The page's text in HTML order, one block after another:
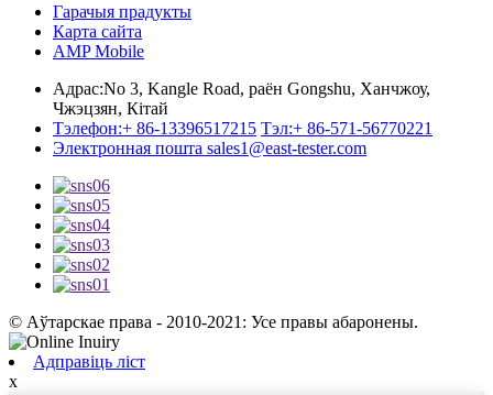
Гарачыя прадукты
Карта сайта
AMP Mobile
Адрас:No 3, Kangle Road, раён Gongshu, Ханчжоу,
Чжэцзян, Кітай
Тэлефон:+ 86-13396517215 Тэл:+ 86-571-56770221
Электронная пошта sales1@east-tester.com
© Аўтарскае права - 2010-2021: Усе правы абаронены.
Адправіць ліст
x